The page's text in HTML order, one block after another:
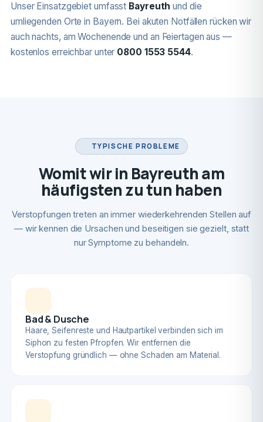
Unser Einsatzgebiet umfasst Bayreuth und die
umliegenden Orte in Bayern. Bei akuten Notfällen rücken wir
auch nachts, am Wochenende und an Feiertagen aus —
kostenlos erreichbar unter 0800 1553 5544.
TYPISCHE PROBLEME
Womit wir in Bayreuth am
häufigsten zu tun haben
Verstopfungen treten an immer wiederkehrenden Stellen auf
— wir kennen die Ursachen und beseitigen sie gezielt, statt
nur Symptome zu behandeln.
Bad & Dusche
Haare, Seifenreste und Hautpartikel verbinden sich im
Siphon zu festen Pfropfen. Wir entfernen die
Verstopfung gründlich — ohne Schaden am Material.